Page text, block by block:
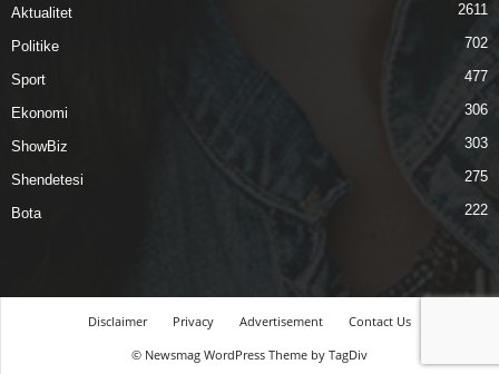
Aktualitet 2611
Politike 702
Sport 477
Ekonomi 306
ShowBiz 303
Shendetesi 275
Bota 222
Disclaimer Privacy Advertisement
Contact Us
© Newsmag WordPress Theme by TagDiv